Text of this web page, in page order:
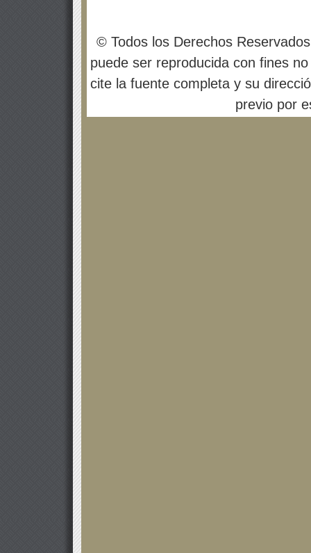
© Todos los Derechos
puede ser reproducida con fines
cite la fuente completa y su
previo por